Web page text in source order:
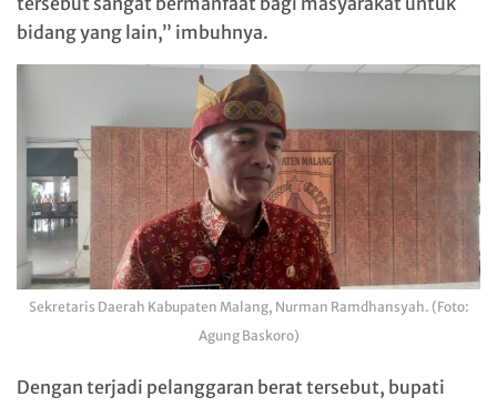
bidang yang lain,” imbuhnya.
Sekretaris Daerah Kabupaten Malang, Nurman Ramdhansyah. (Foto:
Agung Baskoro)
Dengan terjadi pelanggaran berat tersebut, bupati